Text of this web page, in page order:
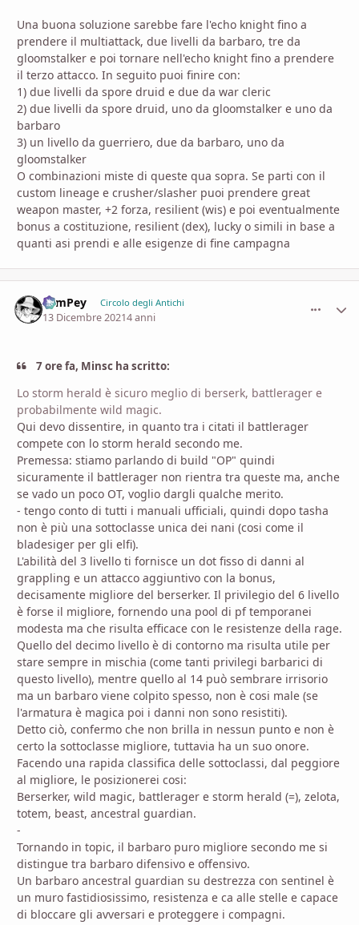
Una buona soluzione sarebbe fare l'echo knight fino a
prendere il multiattack, due livelli da barbaro, tre da
gloomstalker e poi tornare nell'echo knight fino a prendere
il terzo attacco. In seguito puoi finire con:
1) due livelli da spore druid e due da war cleric
2) due livelli da spore druid, uno da gloomstalker e uno da
barbaro
3) un livello da guerriero, due da barbaro, uno da
gloomstalker
O combinazioni miste di queste qua sopra. Se parti con il
custom lineage e crusher/slasher puoi prendere great
weapon master, +2 forza, resilient (wis) e poi eventualmente
bonus a costituzione, resilient (dex), lucky o simili in base a
quanti asi prendi e alle esigenze di fine campagna
SamPey Circolo degli Antichi
13 Dicembre 20214 anni
7 ore fa, Minsc ha scritto:
Lo storm herald è sicuro meglio di berserk, battlerager e
probabilmente wild magic.
Qui devo dissentire, in quanto tra i citati il battlerager
compete con lo storm herald secondo me.
Premessa: stiamo parlando di build "OP" quindi
sicuramente il battlerager non rientra tra queste ma, anche
se vado un poco OT, voglio dargli qualche merito.
- tengo conto di tutti i manuali ufficiali, quindi dopo tasha
non è più una sottoclasse unica dei nani (cosi come il
bladesiger per gli elfi).
L'abilità del 3 livello ti fornisce un dot fisso di danni al
grappling e un attacco aggiuntivo con la bonus,
decisamente migliore del berserker. Il privilegio del 6 livello
è forse il migliore, fornendo una pool di pf temporanei
modesta ma che risulta efficace con le resistenze della rage.
Quello del decimo livello è di contorno ma risulta utile per
stare sempre in mischia (come tanti privilegi barbarici di
questo livello), mentre quello al 14 può sembrare irrisorio
ma un barbaro viene colpito spesso, non è cosi male (se
l'armatura è magica poi i danni non sono resistiti).
Detto ciò, confermo che non brilla in nessun punto e non è
certo la sottoclasse migliore, tuttavia ha un suo onore.
Facendo una rapida classifica delle sottoclassi, dal peggiore
al migliore, le posizionerei cosi:
Berserker, wild magic, battlerager e storm herald (=), zelota,
totem, beast, ancestral guardian.
-
Tornando in topic, il barbaro puro migliore secondo me si
distingue tra barbaro difensivo e offensivo.
Un barbaro ancestral guardian su destrezza con sentinel è
un muro fastidiosissimo, resistenza e ca alle stelle e capace
di bloccare gli avversari e proteggere i compagni.